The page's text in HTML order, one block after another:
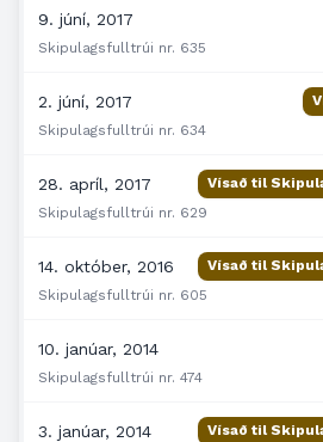
9. júní, 2017
Skipulagsfulltrúi nr. 635
2. júní, 2017
Skipulagsfulltrúi nr. 634
28. apríl, 2017
Vísað til
Skipulagsfulltrúi nr. 629
14. október, 2016
Vísað til
Skipulagsfulltrúi nr. 605
10. janúar, 2014
Skipulagsfulltrúi nr. 474
3. janúar, 2014
Vísað til